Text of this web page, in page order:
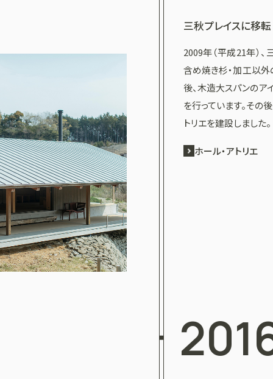
三秋プレイスに移転
2009年（平成21年）
含め焼き杉・加工以
後、木造大スパンの
を行っています。その
トリエを建設しました。
ホール・アトリエ